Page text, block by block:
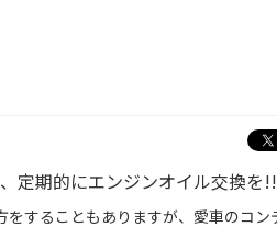
定期的にエンジンオイル交換を!!